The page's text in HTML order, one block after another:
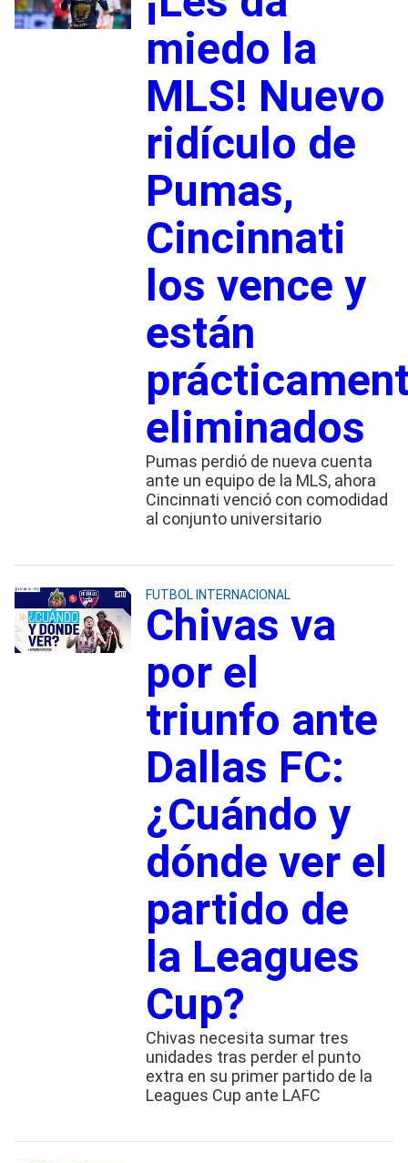
miedo la
MLS! Nuevo
ridículo de
Pumas,
Cincinnati
los vence y
están
eliminados
Pumas perdió de nueva cuenta
ante un equipo de la MLS, ahora
Cincinnati venció con comodidad
al conjunto universitario
FUTBOL INTERNACIONAL
Chivas va
por el
triunfo ante
Dallas FC:
¿Cuándo y
dónde ver el
partido de
la Leagues
Cup?
Chivas necesita sumar tres
unidades tras perder el punto
extra en su primer partido de la
Leagues Cup ante LAFC